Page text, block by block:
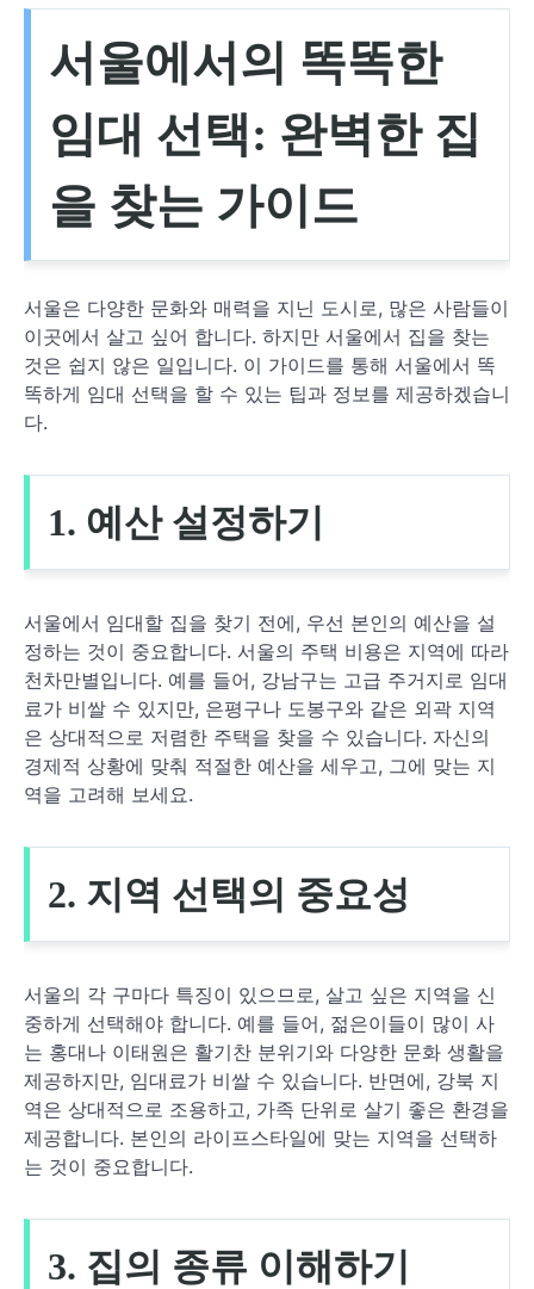
서울에서의 똑똑한
임대 선택: 완벽한 집
을 찾는 가이드
서울은 다양한 문화와 매력을 지닌 도시로, 많은 사람들이
이곳에서 살고 싶어 합니다. 하지만 서울에서 집을 찾는
것은 쉽지 않은 일입니다. 이 가이드를 통해 서울에서 똑
똑하게 임대 선택을 할 수 있는 팁과 정보를 제공하겠습니
다.
1. 예산 설정하기
서울에서 임대할 집을 찾기 전에, 우선 본인의 예산을 설
정하는 것이 중요합니다. 서울의 주택 비용은 지역에 따라
천차만별입니다. 예를 들어, 강남구는 고급 주거지로 임대
료가 비쌀 수 있지만, 은평구나 도봉구와 같은 외곽 지역
은 상대적으로 저렴한 주택을 찾을 수 있습니다. 자신의
경제적 상황에 맞춰 적절한 예산을 세우고, 그에 맞는 지
역을 고려해 보세요.
2. 지역 선택의 중요성
서울의 각 구마다 특징이 있으므로, 살고 싶은 지역을 신
중하게 선택해야 합니다. 예를 들어, 젊은이들이 많이 사
는 홍대나 이태원은 활기찬 분위기와 다양한 문화 생활을
제공하지만, 임대료가 비쌀 수 있습니다. 반면에, 강북 지
역은 상대적으로 조용하고, 가족 단위로 살기 좋은 환경을
제공합니다. 본인의 라이프스타일에 맞는 지역을 선택하
는 것이 중요합니다.
3. 집의 종류 이해하기